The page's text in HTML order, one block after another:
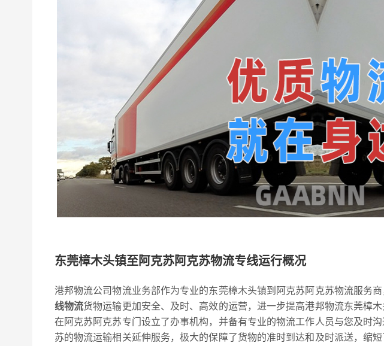
东莞樟木头镇至阿克苏阿克苏物流专线运行概况
港邦物流公司物流业务部作为专业的东莞樟木头镇到阿克苏阿克苏物流服务
线物流货物运输更加安全、及时、高效的运营，进一步提高港邦物流东莞樟
在阿克苏阿克苏专门设立了办事机构，并备有专业的物流工作人员与您及时
苏的物流运输相关延伸服务，极大的保障了货物的准时到达和及时派送，缩